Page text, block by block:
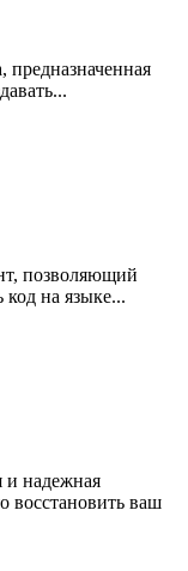
позволяющий
код на языке...
и надежная
восстановить ваш